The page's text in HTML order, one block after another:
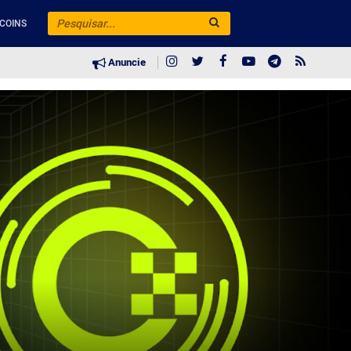
Anuncie